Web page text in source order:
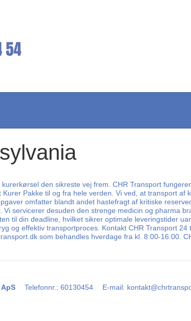
den sikreste vej frem. CHR Transport
Pakke til og fra hele verden. Vi ved, at transport
omfatter blandt andet hastefragt af kritiske
servicerer desuden den strenge medicin og pharma
til din deadline, hvilket sikrer optimale leveringstider
og effektiv transportproces. Kontakt CHR Transport
som behandles hverdage fra kl. 8:00-16:00.
Telefonnr. : 60130454 E-mail: